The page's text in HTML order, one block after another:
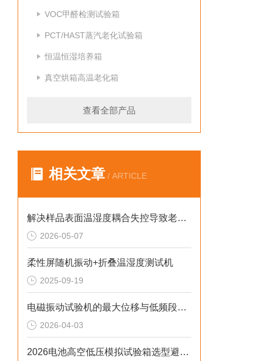
VOC甲醛检测试验箱
PCT/HAST蒸汽老化试验箱
恒温恒湿培养箱
真空烘箱高温老化箱
查看全部产品
相关文章 / ARTICLE
解决样品表面温湿度耦合失控导致老化加速倍率失真的2026选型标准
2026-05-07
柔性屏随机振动+折叠温湿度测试机
2025-09-19
电磁振动试验机的最大位移与低频段推力特性解析
2026-04-03
2026电池高空低压模拟试验箱选型避坑与技术解析